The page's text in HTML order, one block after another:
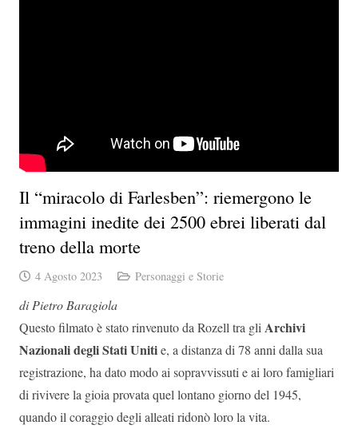
Il “miracolo di Farlesben”: riemergono le
immagini inedite dei 2500 ebrei liberati dal
treno della morte
4 Agosto 2023 Personaggi e Storie
di Pietro Baragiola
Questo filmato è stato rinvenuto da Rozell tra gliArchivi
Nazionali degli Stati Unitie, a distanza di 78 anni dalla sua
registrazione, ha dato modo ai sopravvissuti e ai loro famigliari
di rivivere la gioia provata quel lontano giorno del 1945,
quando il coraggio degli alleati ridonò loro la vita.